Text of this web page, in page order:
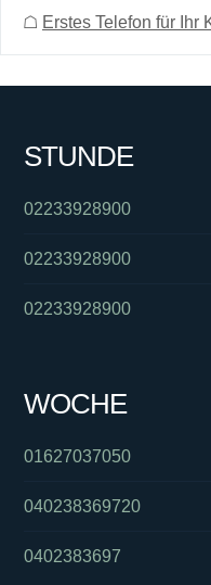
☖ Erstes Telefon für Ihr
STUNDE
02233928900
02233928900
02233928900
WOCHE
01627037050
040238369720
0402383697